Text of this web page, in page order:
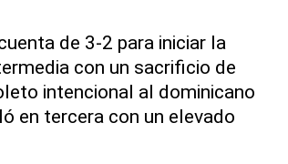
de 3-2 para iniciar la
con un sacrificio de
intencional al dominicano
en tercera con un elevado